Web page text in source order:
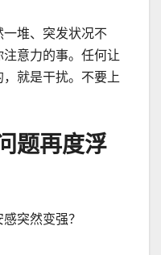
堆、突发状况不
意力的事。任何让
就是干扰。不要上
题再度浮
突然变强？